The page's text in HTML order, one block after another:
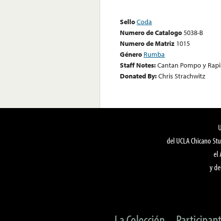
SelloCoda
Numero de Catalogo5038-B
Numero de Matriz 1015
Género Rumba
Staff Notes:Cantan Pompo y
Donated By:Chris Strachwitz
del UCLA Chicano
el
y